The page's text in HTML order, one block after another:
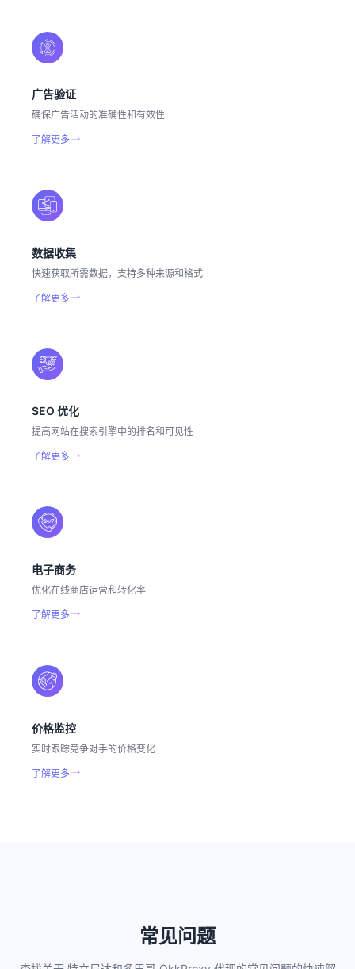
广告验证
确保广告活动的准确性和有效性
了解更多
数据收集
快速获取所需数据，支持多种来源和格式
了解更多
SEO 优化
提高网站在搜索引擎中的排名和可见性
了解更多
电子商务
优化在线商店运营和转化率
了解更多
价格监控
实时跟踪竞争对手的价格变化
了解更多
常见问题